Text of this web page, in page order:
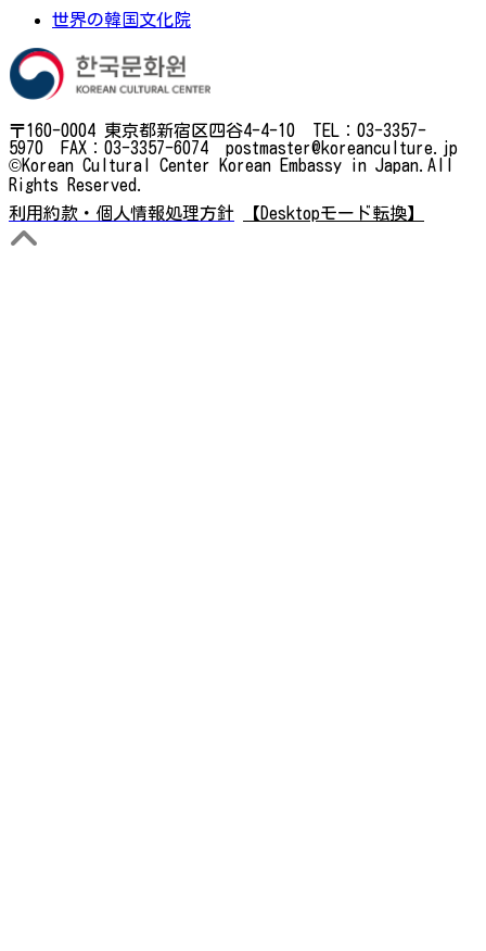
世界の韓国文化院
〒160-0004 東京都新宿区四谷4-4-10 TEL：03-3357-
5970 FAX：03-3357-6074 postmaster@koreanculture.jp
©Korean Cultural Center Korean Embassy in Japan.All
Rights Reserved.
利用約款・個人情報処理方針
【Desktopモード転換】